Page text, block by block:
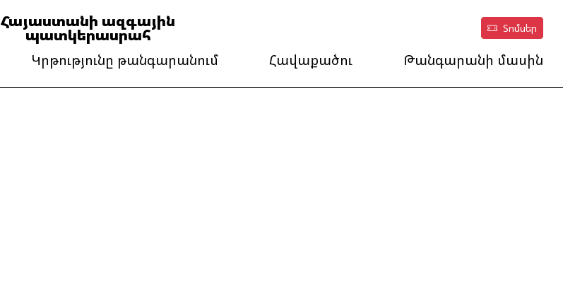
Հայաստանի ազգային
պատկերասրահ Տոմսեր
Կրթությունը թանգարանում Հավաքածու Թանգարանի մասին